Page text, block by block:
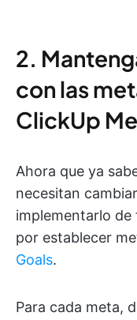
2.
con las
ClickUp
Ahora que ya
necesitan
implementarlo de
por establecer
Goals.
Para cada meta,